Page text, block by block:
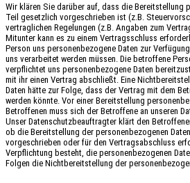
Wir klären Sie darüber auf, dass die Bereitstellung
Teil gesetzlich vorgeschrieben ist (z.B.
vertraglichen Regelungen (z.B. Angaben zum
Mitunter kann es zu einem Vertragsschluss
Person uns personenbezogene Daten zur
uns verarbeitet werden müssen. Die betroffene
verpflichtet uns personenbezogene Daten
mit ihr einen Vertrag abschließt. Eine
Daten hätte zur Folge, dass der Vertrag mit dem
werden könnte. Vor einer Bereitstellung
Betroffenen muss sich der Betroffene an unseren
Unser Datenschutzbeauftragter klärt den
ob die Bereitstellung der personenbezogenen
vorgeschrieben oder für den Vertragsabschluss
Verpflichtung besteht, die personenbezogenen
Folgen die Nichtbereitstellung der